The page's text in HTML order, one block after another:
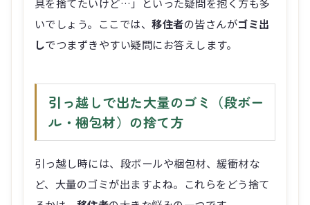
いでしょう。ここでは、移住者の皆さんがゴミ出
しでつまずきやすい疑問にお答えします。
引っ越しで出た大量のゴミ（段ボー
ル・梱包材）の捨て方
引っ越し時には、段ボールや梱包材、緩衝材な
ど、大量のゴミが出ますよね。これらをどう捨て